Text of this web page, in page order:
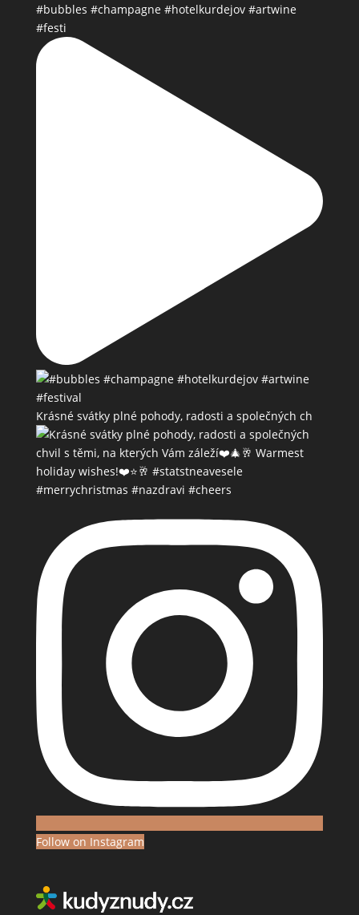
#bubbles #champagne #hotelkurdejov #artwine
#festi
Krásné svátky plné pohody, radosti a společných ch
Follow on Instagram